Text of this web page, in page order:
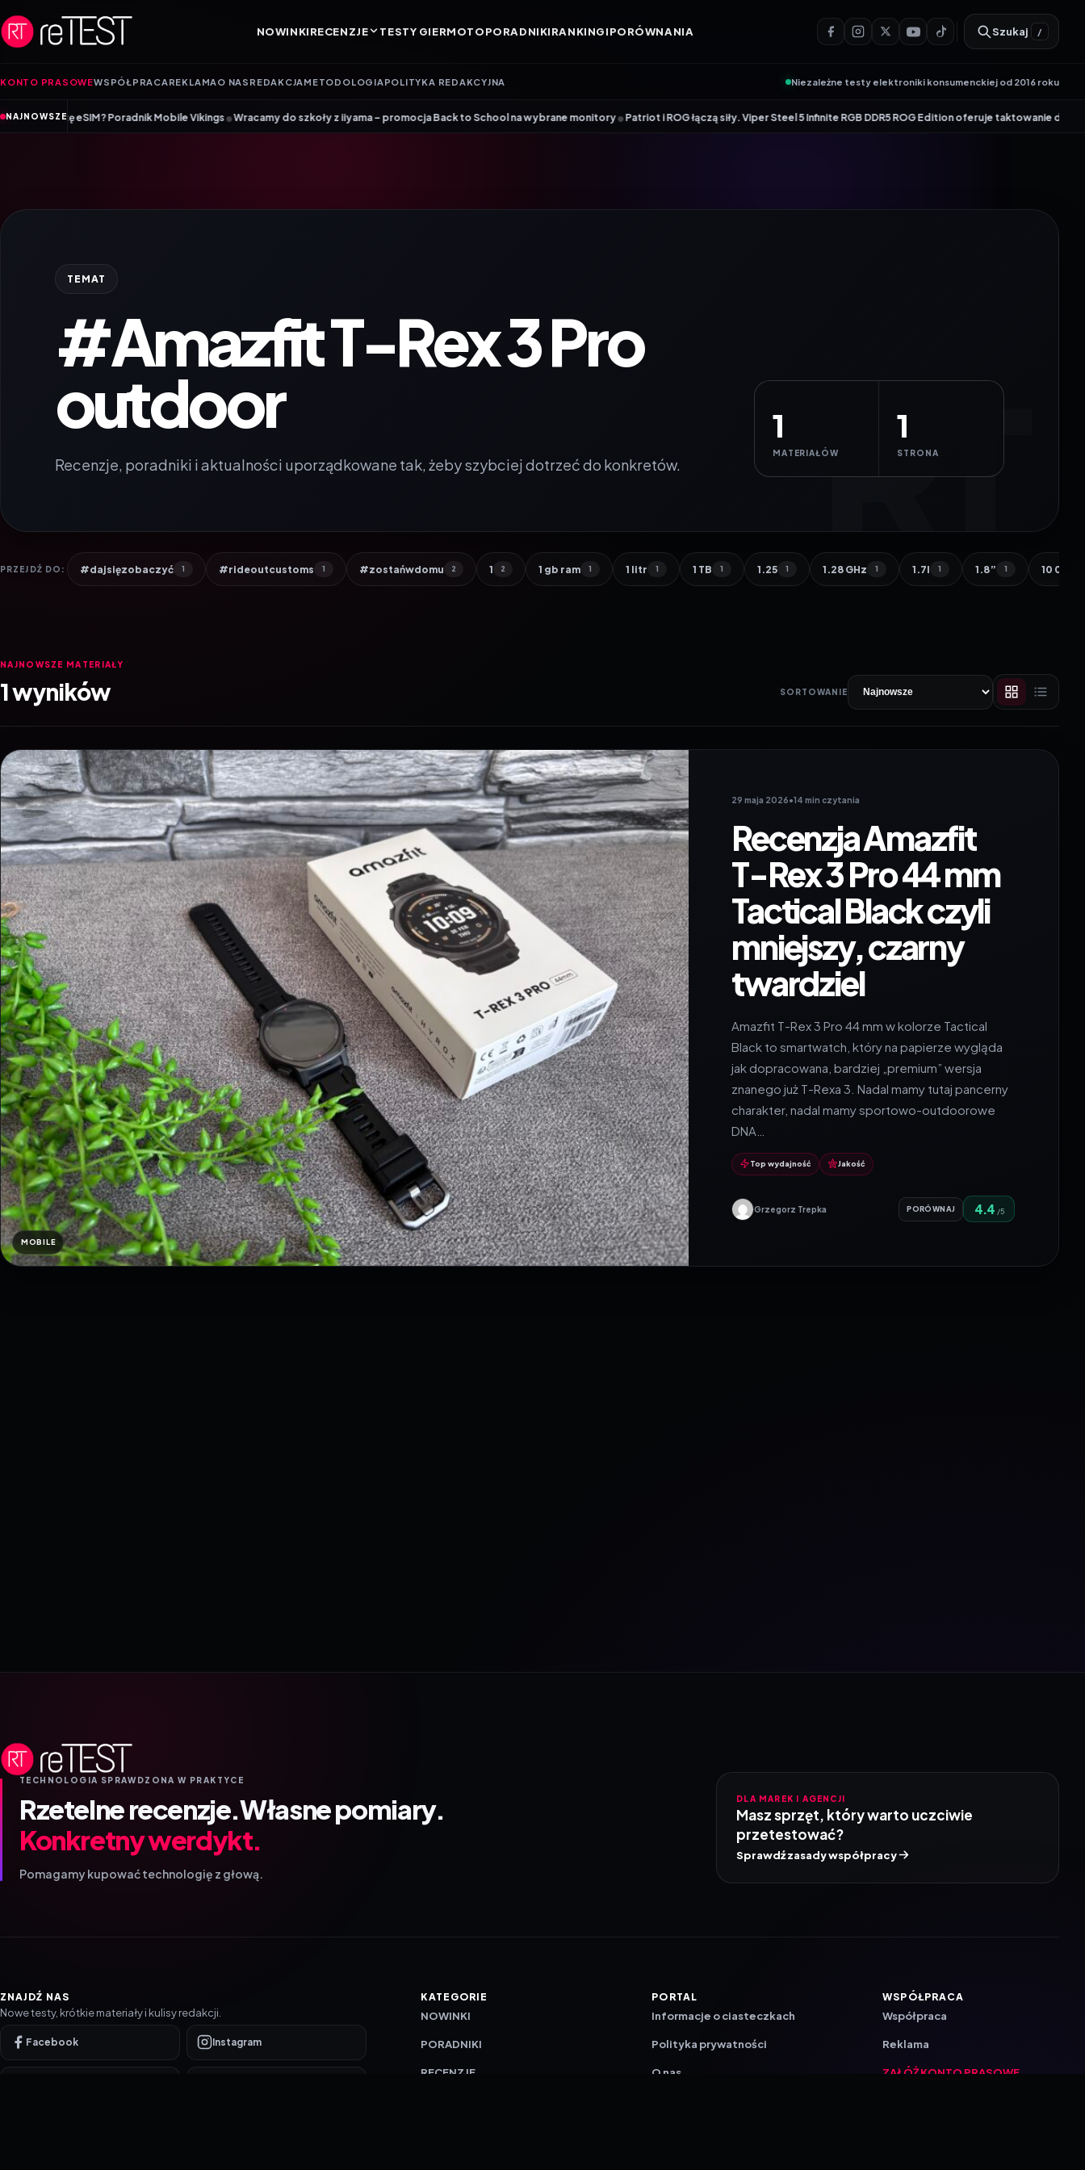
NOWINKIRECENZJE TESTY GIERMOTOPORADNIKIRANKINGIPORÓWNANIA Szukaj /
KONTO PRASOWEWSPÓŁPRACA REKLAMA O NAS REDAKCJA METODOLOGIA POLITYKA REDAKCYJNA Niezależne testy elektroniki konsumenckiej od 2016 roku
NAJNOWSZE
Poradnik Mobile Vikings•Wracamy do szkoły z iiyama – promocja Back to School na wybrane monitory•Patriot i ROG łączą siły. Viper Steel 5 Infinite RGB DDR5 ROG Edition oferuje taktowanie do 8600 MT/s•
TEMAT
#Amazfit T-Rex 3 Pro
outdoor
Recenzje, poradniki i aktualności uporządkowane tak, żeby szybciej dotrzeć do konkretów.
1
MATERIAŁÓW
1
STRONA
PRZEJDŹ DO: #dajsięzobaczyć 1 #rideoutcustoms 1 #zostańwdomu 2 1 2 1 gb ram 1 1 litr 1 1 TB 1 1.25 1 1.28 GHz 1 1.7l 1 1.8” 1 10 000
NAJNOWSZE MATERIAŁY
1 wyników SORTOWANIE
MOBILE
29 maja 2026•14 min czytania
Recenzja Amazfit
T-Rex 3 Pro 44 mm
Tactical Black czyli
mniejszy, czarny
twardziel
Amazfit T-Rex 3 Pro 44 mm w kolorze Tactical
Black to smartwatch, który na papierze wygląda
jak dopracowana, bardziej „premium” wersja
znanego już T-Rexa 3. Nadal mamy tutaj pancerny
charakter, nadal mamy sportowo-outdoorowe
DNA…
Top wydajność Jakość
Grzegorz Trepka PORÓWNAJ 4.4 /5
TECHNOLOGIA SPRAWDZONA W PRAKTYCE
Rzetelne recenzje.Własne pomiary.
Konkretny werdykt.
Pomagamy kupować technologię z głową.
DLA MAREK I AGENCJI
Masz sprzęt, który warto uczciwie
przetestować?
Sprawdź zasady współpracy
ZNAJDŹ NAS
Nowe testy, krótkie materiały i kulisy redakcji.
Facebook Instagram
KATEGORIE
NOWINKI
PORADNIKI
RECENZJE
PORTAL
Informacje o ciasteczkach
Polityka prywatności
O nas
WSPÓŁPRACA
Współpraca
Reklama
ZAŁÓŻ KONTO PRASOWE